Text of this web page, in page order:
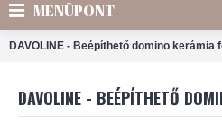
MENÜPONT
DAVOLINE - Beépíthető domino kerámia